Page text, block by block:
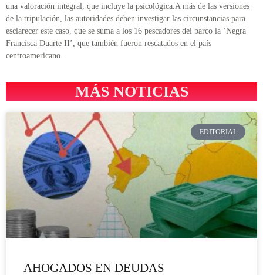
una valoración integral, que incluye la psicológica.A más de las versiones
de la tripulación, las autoridades deben investigar las circunstancias para
esclarecer este caso, que se suma a los 16 pescadores del barco la ‘Negra
Francisca Duarte II’, que también fueron rescatados en el país
centroamericano.
MÁS NOTICIAS
EDITORIAL
AHOGADOS EN DEUDAS